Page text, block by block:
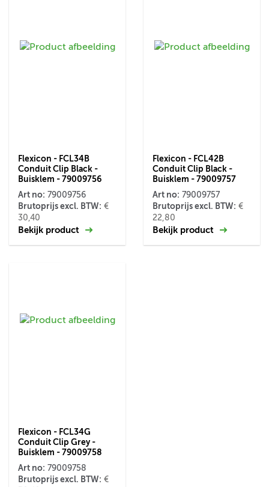
Flexicon - FCL34B
Conduit Clip Black -
Buisklem - 79009756
Art no: 79009756
Brutoprijs excl. BTW: €
30,40
Bekijk product
Flexicon - FCL42B
Conduit Clip Black -
Buisklem - 79009757
Art no: 79009757
Brutoprijs excl. BTW: €
22,80
Bekijk product
Flexicon - FCL34G
Conduit Clip Grey -
Buisklem - 79009758
Art no: 79009758
Brutoprijs excl. BTW: €